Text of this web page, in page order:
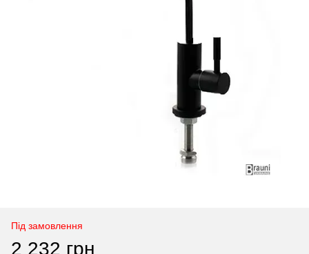
Під замовлення
2 232 грн